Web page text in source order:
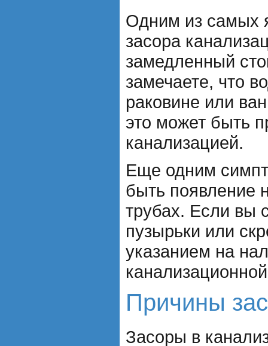
Одним из самых
засора
замедленный
замечаете, что
раковине или
это может быть
канализацией.
Еще одним
быть появление
трубах. Если вы
пузырьки или
указанием на
Причины
Засоры в